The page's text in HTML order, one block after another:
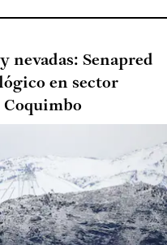
nevadas: Senapred
en sector